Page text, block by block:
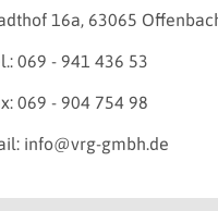
16a, 63065
069 - 941 436 53
069 - 904 754 98
info@vrg-gmbh.de